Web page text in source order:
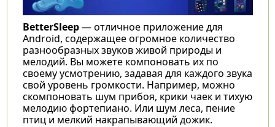
BetterSleep— отличное приложение для
Android, содержащее огромное количество
разнообразных звуков живой природы и
мелодий. Вы можете компоновать их по
своему усмотрению, задавая для каждого звука
свой уровень громкости. Например, можно
скомпоновать шум прибоя, крики чаек и тихую
мелодию фортепиано. Или шум леса, пение
птиц и мелкий накрапывающий дожик.